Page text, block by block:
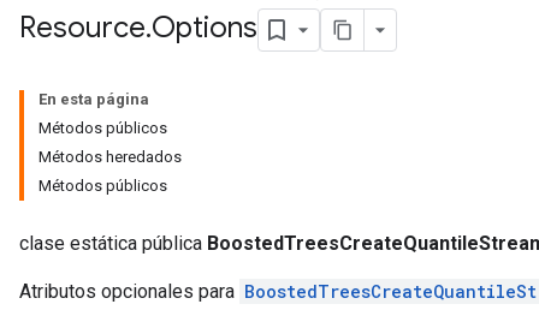
Resource.Options
En esta página
Métodos públicos
Métodos heredados
Métodos públicos
clase estática pública
Atributos opcionales para